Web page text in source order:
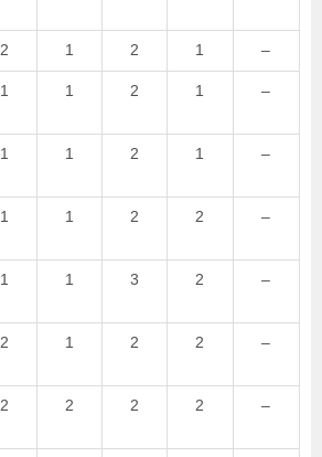
2 1 2 1 –
1 1 2 1 –
1 1 2 1 –
1 1 2 2 –
1 1 3 2 –
2 1 2 2 –
2 2 2 2 –